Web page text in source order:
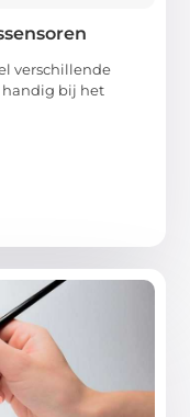
verschillende
handig bij het